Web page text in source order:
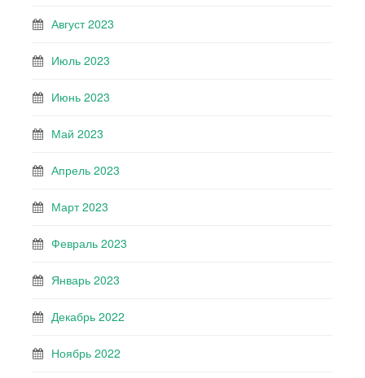
Август 2023
Июль 2023
Июнь 2023
Май 2023
Апрель 2023
Март 2023
Февраль 2023
Январь 2023
Декабрь 2022
Ноябрь 2022